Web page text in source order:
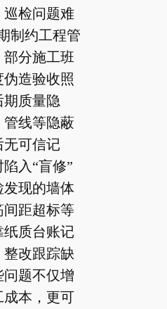
巡检问题难
制约工程管
分施工班
造验收照
期质量隐
管线等隐蔽
无可信记
入“盲修”
发现的墙体
间距超标等
纸质台账记
改跟踪缺
题不仅增
成本，更可